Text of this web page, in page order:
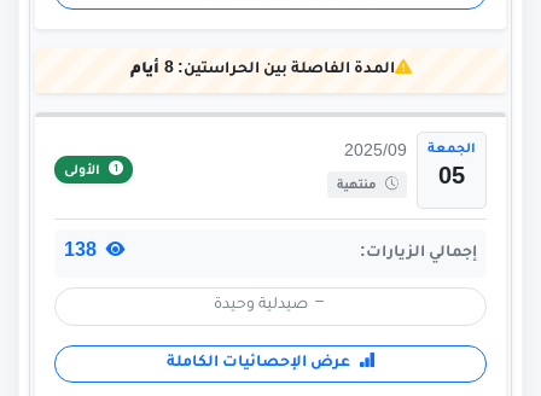
المدة الفاصلة بين الحراستين:8 أيام
الجمعة
05
2025/09
منتهية
الأولى
إجمالي الزيارات:
صيدلية وحيدة
عرض الإحصائيات الكاملة